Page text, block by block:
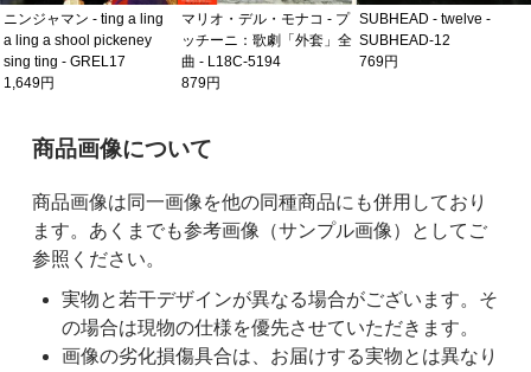
ニンジャマン - ting a ling
a ling a shool pickeney
sing ting - GREL17
1,649円
マリオ・デル・モナコ - プ
ッチーニ：歌劇「外套」全
曲 - L18C-5194
879円
SUBHEAD - twelve -
SUBHEAD-12
769円
ご購入前の注意事項
商品画像について
商品画像は同一画像を他の同種商品にも併用しており
ます。あくまでも参考画像（サンプル画像）としてご
参照ください。
実物と若干デザインが異なる場合がございます。そ
の場合は現物の仕様を優先させていただきます。
画像の劣化損傷具合は、お届けする実物とは異なり